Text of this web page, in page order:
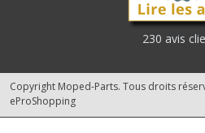
230 avis
Copyright Moped-Parts. Tous droits
eProShopping